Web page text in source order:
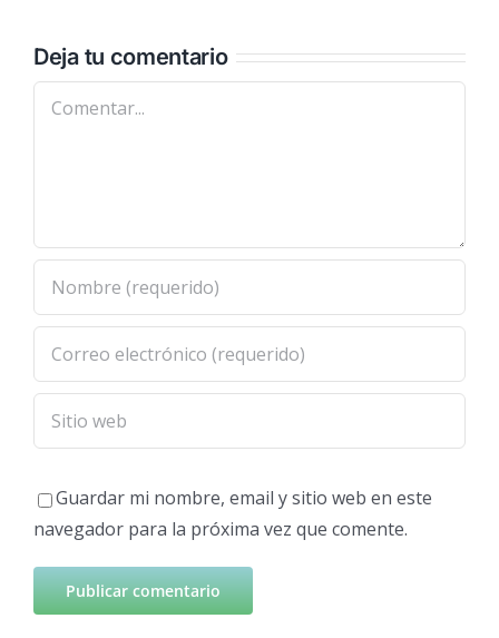
Deja tu comentario
Comentar
Guardar mi nombre, email y sitio web en este
navegador para la próxima vez que comente.